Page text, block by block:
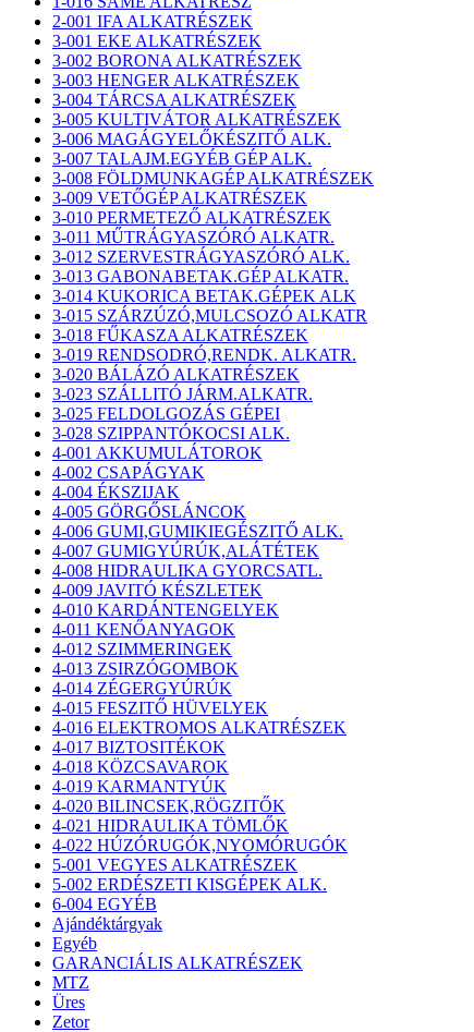
2-001 IFA ALKATRÉSZEK
3-001 EKE ALKATRÉSZEK
3-002 BORONA ALKATRÉSZEK
3-003 HENGER ALKATRÉSZEK
3-004 TÁRCSA ALKATRÉSZEK
3-005 KULTIVÁTOR ALKATRÉSZEK
3-006 MAGÁGYELŐKÉSZITŐ ALK.
3-007 TALAJM.EGYÉB GÉP ALK.
3-008 FÖLDMUNKAGÉP ALKATRÉSZEK
3-009 VETŐGÉP ALKATRÉSZEK
3-010 PERMETEZŐ ALKATRÉSZEK
3-011 MŰTRÁGYASZÓRÓ ALKATR.
3-012 SZERVESTRÁGYASZÓRÓ ALK.
3-013 GABONABETAK.GÉP ALKATR.
3-014 KUKORICA BETAK.GÉPEK ALK
3-015 SZÁRZÚZÓ,MULCSOZÓ ALKATR
3-018 FŰKASZA ALKATRÉSZEK
3-019 RENDSODRÓ,RENDK. ALKATR.
3-020 BÁLÁZÓ ALKATRÉSZEK
3-023 SZÁLLITÓ JÁRM.ALKATR.
3-025 FELDOLGOZÁS GÉPEI
3-028 SZIPPANTÓKOCSI ALK.
4-001 AKKUMULÁTOROK
4-002 CSAPÁGYAK
4-004 ÉKSZIJAK
4-005 GÖRGŐSLÁNCOK
4-006 GUMI,GUMIKIEGÉSZITŐ ALK.
4-007 GUMIGYÚRÚK,ALÁTÉTEK
4-008 HIDRAULIKA GYORCSATL.
4-009 JAVITÓ KÉSZLETEK
4-010 KARDÁNTENGELYEK
4-011 KENŐANYAGOK
4-012 SZIMMERINGEK
4-013 ZSIRZÓGOMBOK
4-014 ZÉGERGYÚRÚK
4-015 FESZITŐ HÜVELYEK
4-016 ELEKTROMOS ALKATRÉSZEK
4-017 BIZTOSITÉKOK
4-018 KÖZCSAVAROK
4-019 KARMANTYÚK
4-020 BILINCSEK,RÖGZITŐK
4-021 HIDRAULIKA TÖMLŐK
4-022 HÚZÓRUGÓK,NYOMÓRUGÓK
5-001 VEGYES ALKATRÉSZEK
5-002 ERDÉSZETI KISGÉPEK ALK.
6-004 EGYÉB
Ajándéktárgyak
Egyéb
GARANCIÁLIS ALKATRÉSZEK
MTZ
Üres
Zetor